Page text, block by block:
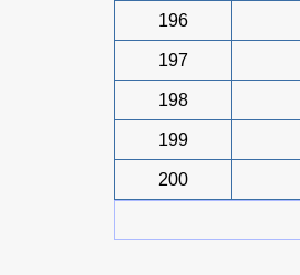
196
197
198
199
200